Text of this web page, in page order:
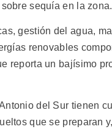
sequía en la zona.
gestión del agua,
renovables
reporta un bajísimo
del Sur tienen
que se preparan